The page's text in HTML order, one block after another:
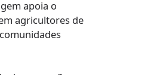
apoia o
agricultores de